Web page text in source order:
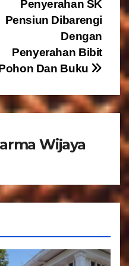
Penyerahan SK
Pensiun Dibarengi
Dengan
Penyerahan Bibit
Dan Buku
Wijaya